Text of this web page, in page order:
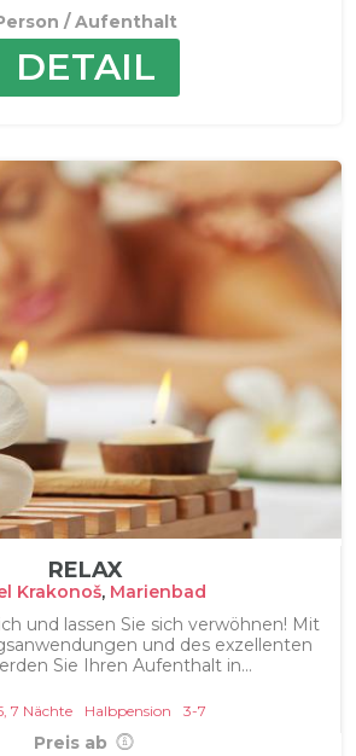
/ Aufenthalt
DETAIL
RELAX
Krakonoš, Marienbad
und lassen Sie sich verwöhnen! Mit
und des exzellenten
Sie Ihren Aufenthalt in...
7 Nächte Halbpension 3-7
Preis ab